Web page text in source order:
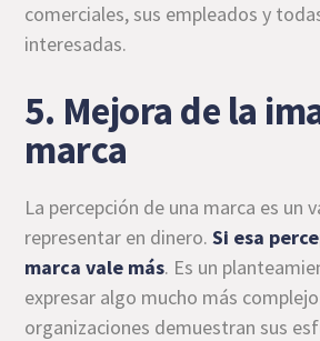
comerciales, sus empleados y
interesadas.
5. Mejora de la
marca
La percepción de una marca es un
representar en dinero.Si esa
marca vale más. Es un
expresar algo mucho más
organizaciones demuestran sus